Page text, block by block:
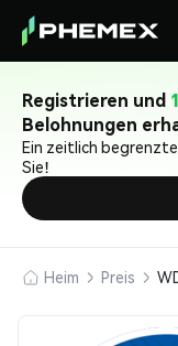
Registrieren und
Belohnungen
Ein zeitlich
Sie!
Heim Preis